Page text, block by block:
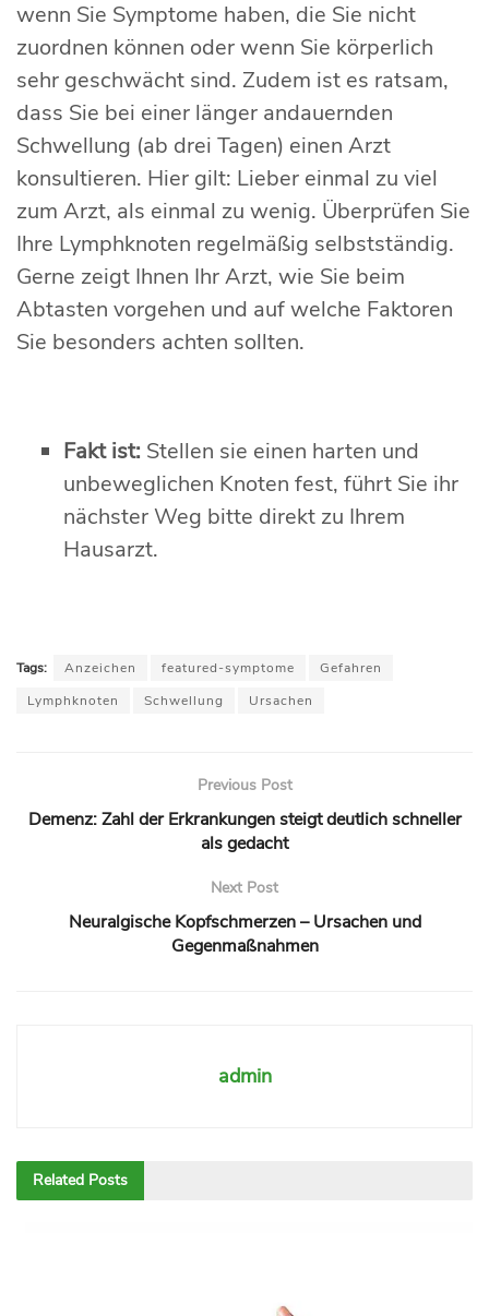
wenn Sie Symptome haben, die Sie nicht
zuordnen können oder wenn Sie körperlich
sehr geschwächt sind. Zudem ist es ratsam,
dass Sie bei einer länger andauernden
Schwellung (ab drei Tagen) einen Arzt
konsultieren. Hier gilt: Lieber einmal zu viel
zum Arzt, als einmal zu wenig. Überprüfen Sie
Ihre Lymphknoten regelmäßig selbstständig.
Gerne zeigt Ihnen Ihr Arzt, wie Sie beim
Abtasten vorgehen und auf welche Faktoren
Sie besonders achten sollten.
Fakt ist: Stellen sie einen harten und
unbeweglichen Knoten fest, führt Sie ihr
nächster Weg bitte direkt zu Ihrem
Hausarzt.
Tags: Anzeichen featured-symptome
Gefahren
Lymphknoten
Schwellung Ursachen
Previous Post
Demenz: Zahl der Erkrankungen steigt deutlich schneller
als gedacht
Next Post
Neuralgische Kopfschmerzen – Ursachen und
Gegenmaßnahmen
admin
Related Posts